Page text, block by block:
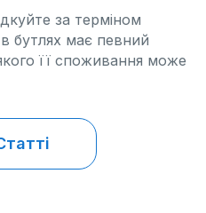
за терміном
бутлях має певний
її споживання може